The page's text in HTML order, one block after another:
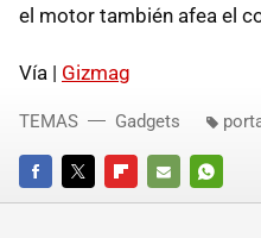
el motor también afea el
Vía | Gizmag
FACEBOOKTWITTERFLIPBOARD
E-
TEMAS Gadgets